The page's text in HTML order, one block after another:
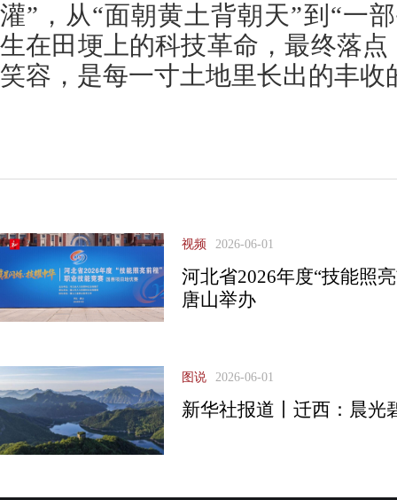
灌”，从“面朝黄土背朝天”到“一
生在田埂上的科技革命，最终落
笑容，是每一寸土地里长出的丰收
视频 2026-06-01
河北省2026年度“技能照
唐山举办
图说 2026-06-01
新华社报道丨迁西：晨光